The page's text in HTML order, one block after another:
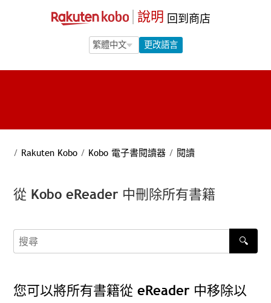
說明 回到商店
Language Selection
Language Selection
更改語言
/ Rakuten Kobo / Kobo 電子書閱讀器 / 閱讀
從 Kobo eReader 中刪除所有書籍
搜尋
🔍
您可以將所有書籍從 eReader 中移除以